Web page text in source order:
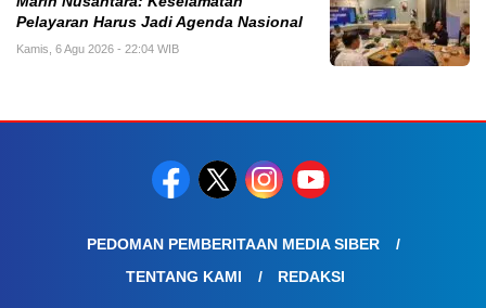
Pelayaran Harus Jadi Agenda Nasional
Kamis, 6 Agu 2026 - 22:04 WIB
PEDOMAN PEMBERITAAN MEDIA SIBER
TENTANG KAMI
REDAKSI